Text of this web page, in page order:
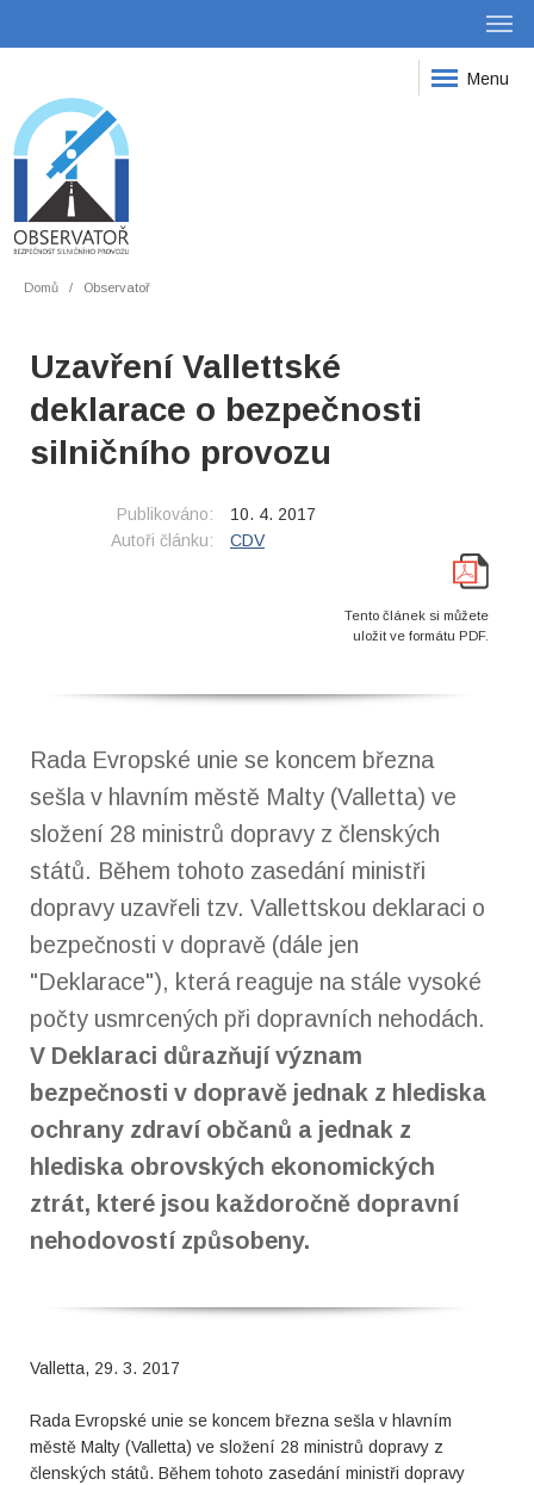
Menu
Domů Observatoř
Uzavření Vallettské
deklarace o bezpečnosti
silničního provozu
Publikováno:
10. 4. 2017
Autoři článku:
CDV
Tento článek si můžete
uložit ve formátu PDF.
Rada Evropské unie se koncem března
sešla v hlavním městě Malty (Valletta) ve
složení 28 ministrů dopravy z členských
států. Během tohoto zasedání ministři
dopravy uzavřeli tzv. Vallettskou deklaraci o
bezpečnosti v dopravě (dále jen
"Deklarace"), která reaguje na stále vysoké
počty usmrcených při dopravních nehodách.
V Deklaraci důrazňují význam
bezpečnosti v dopravě jednak z hlediska
ochrany zdraví občanů a jednak z
hlediska obrovských ekonomických
ztrát, které jsou každoročně dopravní
nehodovostí způsobeny.
Valletta, 29. 3. 2017
Rada Evropské unie se koncem března sešla v hlavním
městě Malty (Valletta) ve složení 28 ministrů dopravy z
členských států. Během tohoto zasedání ministři dopravy